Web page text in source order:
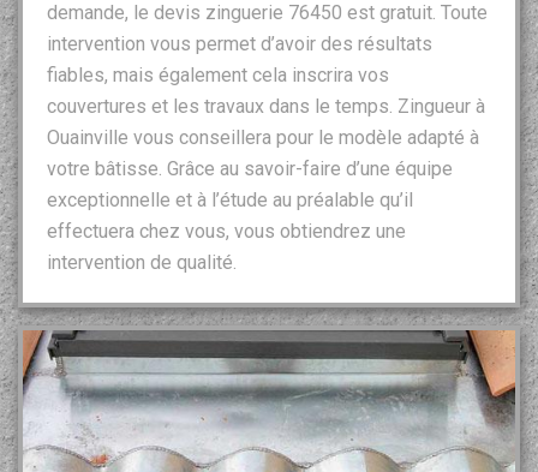
demande, le devis zinguerie 76450 est gratuit. Toute
intervention vous permet d’avoir des résultats
fiables, mais également cela inscrira vos
couvertures et les travaux dans le temps. Zingueur à
Ouainville vous conseillera pour le modèle adapté à
votre bâtisse. Grâce au savoir-faire d’une équipe
exceptionnelle et à l’étude au préalable qu’il
effectuera chez vous, vous obtiendrez une
intervention de qualité.